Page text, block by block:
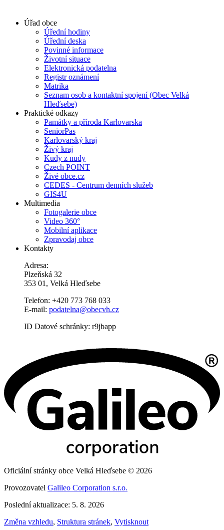
Úřad obce
Úřední hodiny
Úřední deska
Povinné informace
Životní situace
Elektronická podatelna
Registr oznámení
Matrika
Seznam osob a kontaktní spojení (Obec Velká
Hleďsebe)
Praktické odkazy
Památky a příroda Karlovarska
SeniorPas
Karlovarský kraj
Živý kraj
Kudy z nudy
Czech POINT
Živé obce.cz
CEDES - Centrum denních služeb
GIS4U
Multimedia
Fotogalerie obce
Video 360°
Mobilní aplikace
Zpravodaj obce
Kontakty
Adresa:
Plzeňská 32
353 01, Velká Hleďsebe
Telefon: +420 773 768 033
E-mail: podatelna@obecvh.cz
ID Datové schránky: r9jbapp
Oficiální stránky obce Velká Hleďsebe © 2026
Provozovatel Galileo Corporation s.r.o.
Poslední aktualizace: 5. 8. 2026
Změna vzhledu, Struktura stránek, Vytisknout